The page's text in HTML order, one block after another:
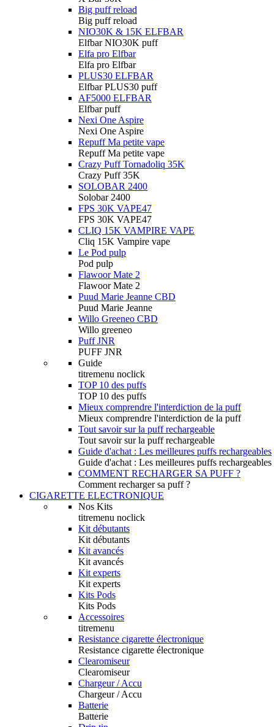
Big puff reload
Big puff reload
NIO30K & 15K ELFBAR
Elfbar NIO30K puff
Elfa pro Elfbar
Elfa pro Elfbar
PLUS30 ELFBAR
Elfbar PLUS30 puff
AF5000 ELFBAR
Elfbar puff
Nexi One Aspire
Nexi One Aspire
Repuff Ma petite vape
Repuff Ma petite vape
Crazy Puff Tornadoliq 35K
Crazy Puff 35K
SOLOBAR 2400
Solobar 2400
FPS 30K VAPE47
FPS 30K VAPE47
CLIQ 15K VAMPIRE VAPE
Cliq 15K Vampire vape
Le Pod pulp
Pod pulp
Flawoor Mate 2
Flawoor Mate 2
Puud Marie Jeanne CBD
Puud Marie Jeanne
Willo Greeneo CBD
Willo greeneo
Puff JNR
PUFF JNR
Guide
titremenu noclick
TOP 10 des puffs
TOP 10 des puffs
Mieux comprendre l'interdiction de la puff
Mieux comprendre l'interdiction de la puff
Tout savoir sur la puff rechargeable
Tout savoir sur la puff rechargeable
Guide d'achat : Les meilleures puffs rechargeables
Guide d'achat : Les meilleures puffs rechargeables
COMMENT RECHARGER SA PUFF ?
Comment recharger sa puff ?
CIGARETTE ELECTRONIQUE
Nos Kits
titremenu noclick
Kit débutants
Kit débutants
Kit avancés
Kit avancés
Kit experts
Kit experts
Kits Pods
Kits Pods
Accessoires
titremenu
Resistance cigarette électronique
Resistance cigarette électronique
Clearomiseur
Clearomiseur
Chargeur / Accu
Chargeur / Accu
Batterie
Batterie